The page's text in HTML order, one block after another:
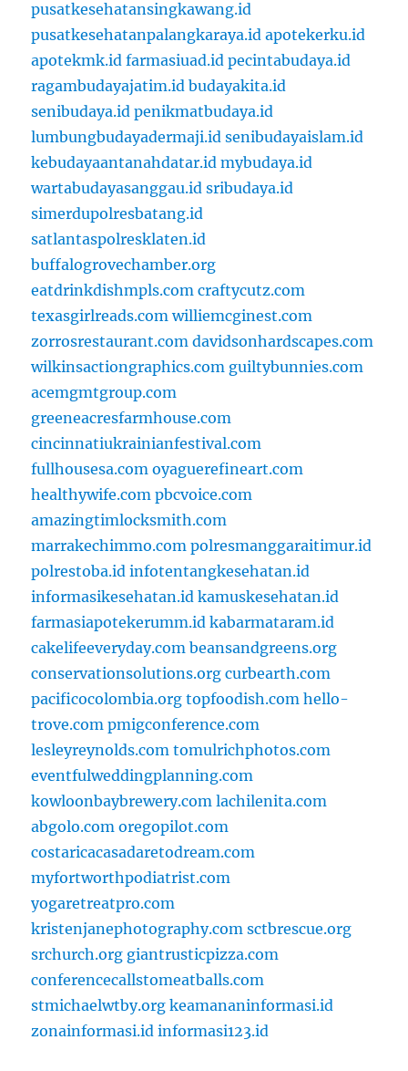
pusatkesehatansingkawang.id
pusatkesehatanpalangkaraya.id apotekerku.id
apotekmk.id farmasiuad.id pecintabudaya.id
ragambudayajatim.id budayakita.id
senibudaya.id penikmatbudaya.id
lumbungbudayadermaji.id senibudayaislam.id
kebudayaantanahdatar.id mybudaya.id
wartabudayasanggau.id sribudaya.id
simerdupolresbatang.id
satlantaspolresklaten.id
buffalogrovechamber.org
eatdrinkdishmpls.com craftycutz.com
texasgirlreads.com williemcginest.com
zorrosrestaurant.com davidsonhardscapes.com
wilkinsactiongraphics.com guiltybunnies.com
acemgmtgroup.com
greeneacresfarmhouse.com
cincinnatiukrainianfestival.com
fullhousesa.com oyaguerefineart.com
healthywife.com pbcvoice.com
amazingtimlocksmith.com
marrakechimmo.com polresmanggaraitimur.id
polrestoba.id infotentangkesehatan.id
informasikesehatan.id kamuskesehatan.id
farmasiapotekerumm.id kabarmataram.id
cakelifeeveryday.com beansandgreens.org
conservationsolutions.org curbearth.com
pacificocolombia.org topfoodish.com hello-
trove.com pmigconference.com
lesleyreynolds.com tomulrichphotos.com
eventfulweddingplanning.com
kowloonbaybrewery.com lachilenita.com
abgolo.com oregopilot.com
costaricacasadaretodream.com
myfortworthpodiatrist.com
yogaretreatpro.com
kristenjanephotography.com sctbrescue.org
srchurch.org giantrusticpizza.com
conferencecallstomeatballs.com
stmichaelwtby.org keamananinformasi.id
zonainformasi.id informasi123.id